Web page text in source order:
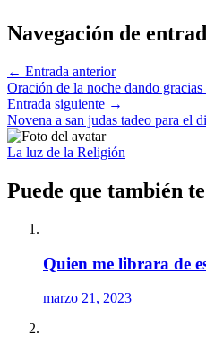
Navegación de
← Entrada anterior
Oración de la noche dando gracias
Entrada siguiente →
Novena a san judas tadeo para el
La luz de la Religión
Puede que también
Quien me librara de
marzo 21, 2023